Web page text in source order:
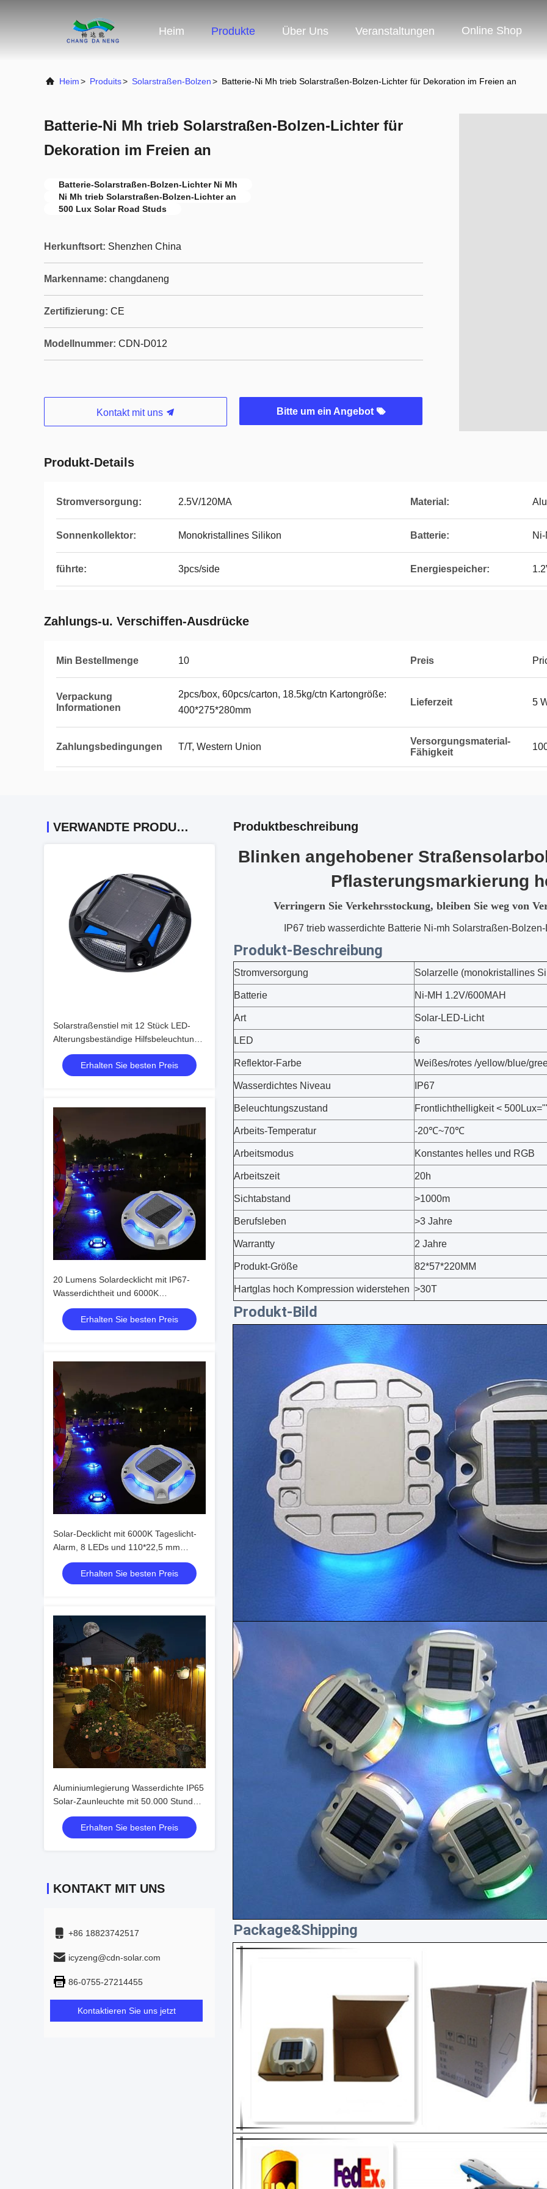
Heim Produkte Über Uns Veranstaltungen Online Shop
Heim> Produits> Solarstraßen-Bolzen> Batterie-Ni Mh trieb Solarstraßen-Bolzen-Lichter für Dekoration im Freien an
Batterie-Ni Mh trieb Solarstraßen-Bolzen-Lichter für
Dekoration im Freien an
Batterie-Solarstraßen-Bolzen-Lichter Ni Mh
Ni Mh trieb Solarstraßen-Bolzen-Lichter an
500 Lux Solar Road Studs
Herkunftsort: Shenzhen China
Markenname: changdaneng
Zertifizierung: CE
Modellnummer: CDN-D012
Kontakt mit uns Bitte um ein Angebot
Produkt-Details
Stromversorgung: 2.5V/120MA Material:
Sonnenkollektor: Monokristallines Silikon Batterie:
führte: 3pcs/side Energiespeicher:
Zahlungs-u. Verschiffen-Ausdrücke
Min Bestellmenge 10 Preis
Verpackung
Informationen
2pcs/box, 60pcs/carton, 18.5kg/ctn Kartongröße:
400*275*280mm
Lieferzeit 5
Zahlungsbedingungen T/T, Western Union
Versorgungsmaterial-
Fähigkeit
VERWANDTE PRODUKTE
Solarstraßenstiel mit 12 Stück LED-
Alterungsbeständige Hilfsbeleuchtung
für Verkehrssicherheit auf der Straße
Erhalten Sie besten Preis
20 Lumens Solardecklicht mit IP67-
Wasserdichtheit und 6000K
Tageslichtwarnung für den
Außenbereich
Erhalten Sie besten Preis
Solar-Decklicht mit 6000K Tageslicht-
Alarm, 8 LEDs und 110*22,5 mm
Größe für den Außenbereich
Erhalten Sie besten Preis
Aluminiumlegierung Wasserdichte IP65
Solar-Zaunleuchte mit 50.000 Stunden
Lebensdauer und 2V
Eingangsspannung
Erhalten Sie besten Preis
KONTAKT MIT UNS
+86 18823742517
icyzeng@cdn-solar.com
86-0755-27214455
Kontaktieren Sie uns jetzt
Produktbeschreibung
Blinken angehobener
Pflasterungsmarkierung
Verringern Sie Verkehrsstockung, bleiben Sie weg von
IP67 trieb wasserdichte Batterie Ni-mh Solarstraßen-
Produkt-Beschreibung
Stromversorgung Solarzelle (monokristallines
Batterie Ni-MH 1.2V/600MAH
Art Solar-LED-Licht
LED 6
Reflektor-Farbe Weißes/rotes /yellow/blue/
Wasserdichtes Niveau IP67
Beleuchtungszustand Frontlichthelligkeit <
Arbeits-Temperatur -20℃~70℃
Arbeitsmodus Konstantes helles und RGB
Arbeitszeit 20h
Sichtabstand >1000m
Berufsleben >3 Jahre
Warrantty 2 Jahre
Produkt-Größe 82*57*220MM
Hartglas hoch Kompression widerstehen >30T
Produkt-Bild
Package&Shipping